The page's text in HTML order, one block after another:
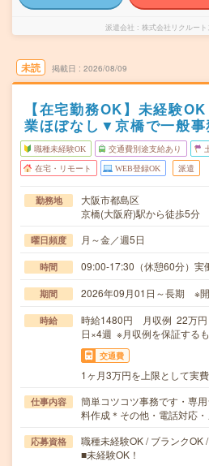
派遣会社 株式会社リクルー
未読 掲載日 2026/08/09
【在宅勤務OK】未経験
業ほぼなし▼京橋で一般事
職種未経験OK 交通費別途支給あり
在宅・リモート WEB登録OK 派遣
勤務地
大阪市都島区
京橋(大阪府)駅から徒歩5分
曜日頻度 月～金／週5日
時間 09:00-17:30（休憩60分）実
期間 2026年09月01日～長期 ※
時給
時給1480円 月収例 22万円
日×4週 ※月収例を保証する
交通費
1ヶ月3万円を上限として実
仕事内容
簡単コツコツ事務です・専
料作成＊その他・電話対応
応募資格
職種未経験OK / ブランクOK
■未経験OK！